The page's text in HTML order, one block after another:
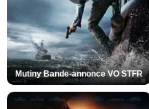
Mutiny Bande-annonce VO STFR